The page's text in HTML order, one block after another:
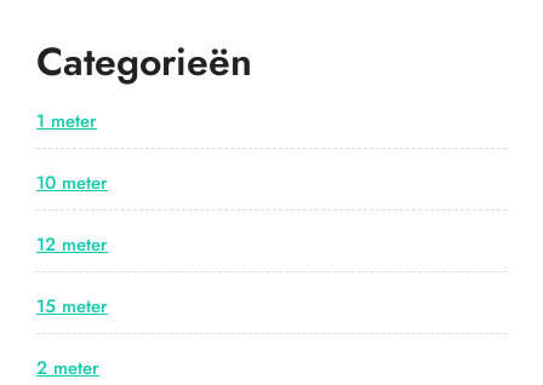
Categorieën
1 meter
10 meter
12 meter
15 meter
2 meter